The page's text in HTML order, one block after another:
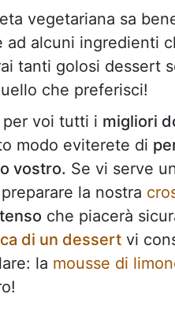
vegetariana sa
ad alcuni ingredienti
tanti golosi dessert
che preferisci!
per voi tutti i migliori
modo eviterete di
vostro. Se vi serve
la nostra
che piacerà
di un dessert vi
la mousse di